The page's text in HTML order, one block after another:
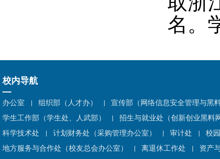
名。
校内导航
办公室 组织部（人才办）
宣传部（网络信息安全管理与黑
学生工作部（学生处、人武部）
招生与就业处（创新创业黑料
科学技术处
计划财务处（采购管理办公室） 审计处
校
地方服务与合作处（校友总会办公室）
离退休工作处
资产